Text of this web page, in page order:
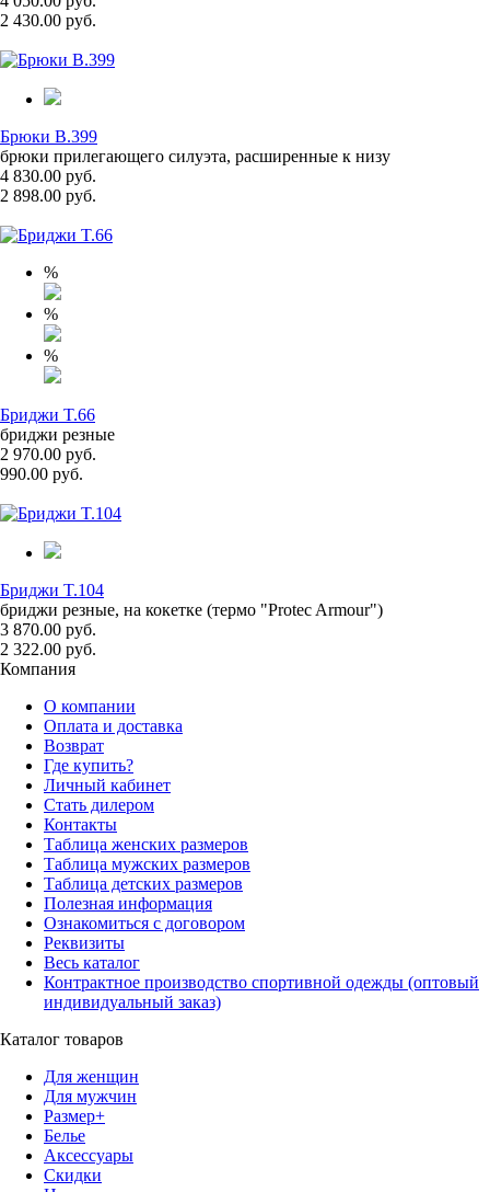
2 430.00 руб.
Брюки B.399
брюки прилегающего силуэта, расширенные к низу
4 830.00 руб.
2 898.00 руб.
%
%
%
Бриджи T.66
бриджи резные
2 970.00 руб.
990.00 руб.
Бриджи T.104
бриджи резные, на кокетке (термо "Protec Armour")
3 870.00 руб.
2 322.00 руб.
Компания
О компании
Оплата и доставка
Возврат
Где купить?
Личный кабинет
Стать дилером
Контакты
Таблица женских размеров
Таблица мужских размеров
Таблица детских размеров
Полезная информация
Ознакомиться с договором
Реквизиты
Весь каталог
Контрактное производство спортивной одежды (оптовый
индивидуальный заказ)
Каталог товаров
Для женщин
Для мужчин
Размер+
Белье
Аксессуары
Скидки